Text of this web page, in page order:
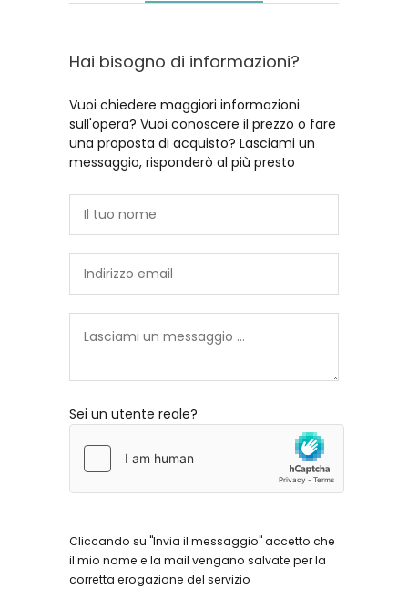
Hai bisogno di informazioni?
Vuoi chiedere maggiori informazioni
sull'opera? Vuoi conoscere il prezzo o fare
una proposta di acquisto? Lasciami un
messaggio, risponderò al più presto
Sei un utente reale?
Cliccando su "Invia il messaggio" accetto che
il mio nome e la mail vengano salvate per la
corretta erogazione del servizio